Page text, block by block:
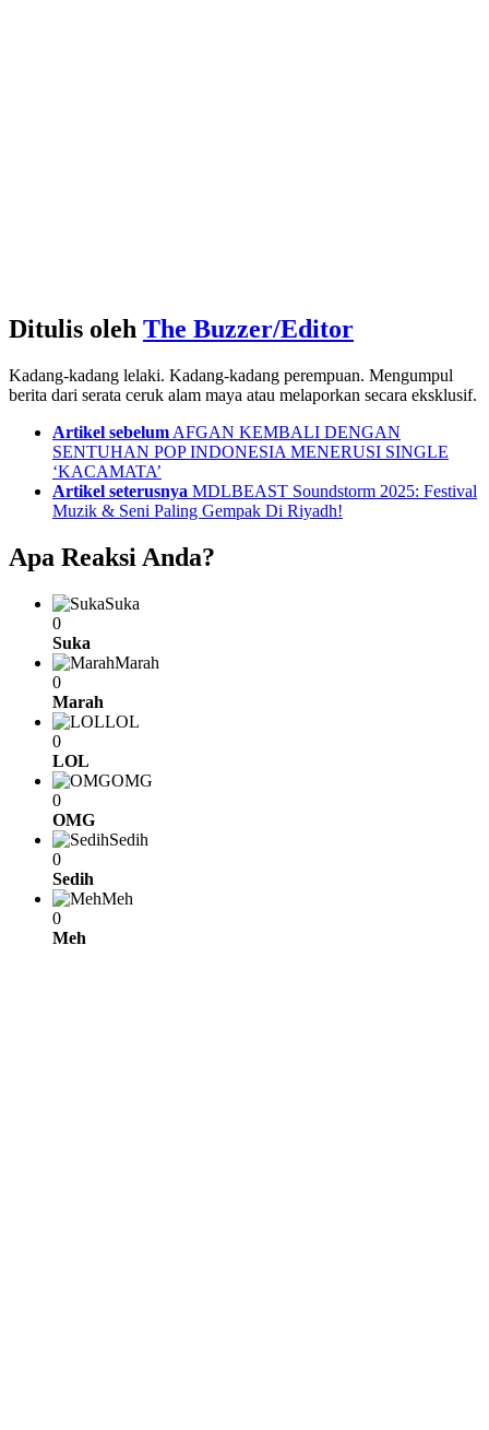
Ditulis oleh The Buzzer/Editor
Kadang-kadang lelaki. Kadang-kadang perempuan. Mengumpul
berita dari serata ceruk alam maya atau melaporkan secara eksklusif.
Artikel sebelum AFGAN KEMBALI DENGAN
SENTUHAN POP INDONESIA MENERUSI SINGLE
‘KACAMATA’
Artikel seterusnya MDLBEAST Soundstorm 2025: Festival
Muzik & Seni Paling Gempak Di Riyadh!
Apa Reaksi Anda?
Suka
0
Suka
Marah
0
Marah
LOL
0
LOL
OMG
0
OMG
Sedih
0
Sedih
Meh
0
Meh